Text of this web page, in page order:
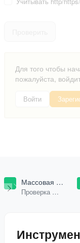
Для того чтобы
пожалуйста,
Войти
Массовая
проверка
Проверка